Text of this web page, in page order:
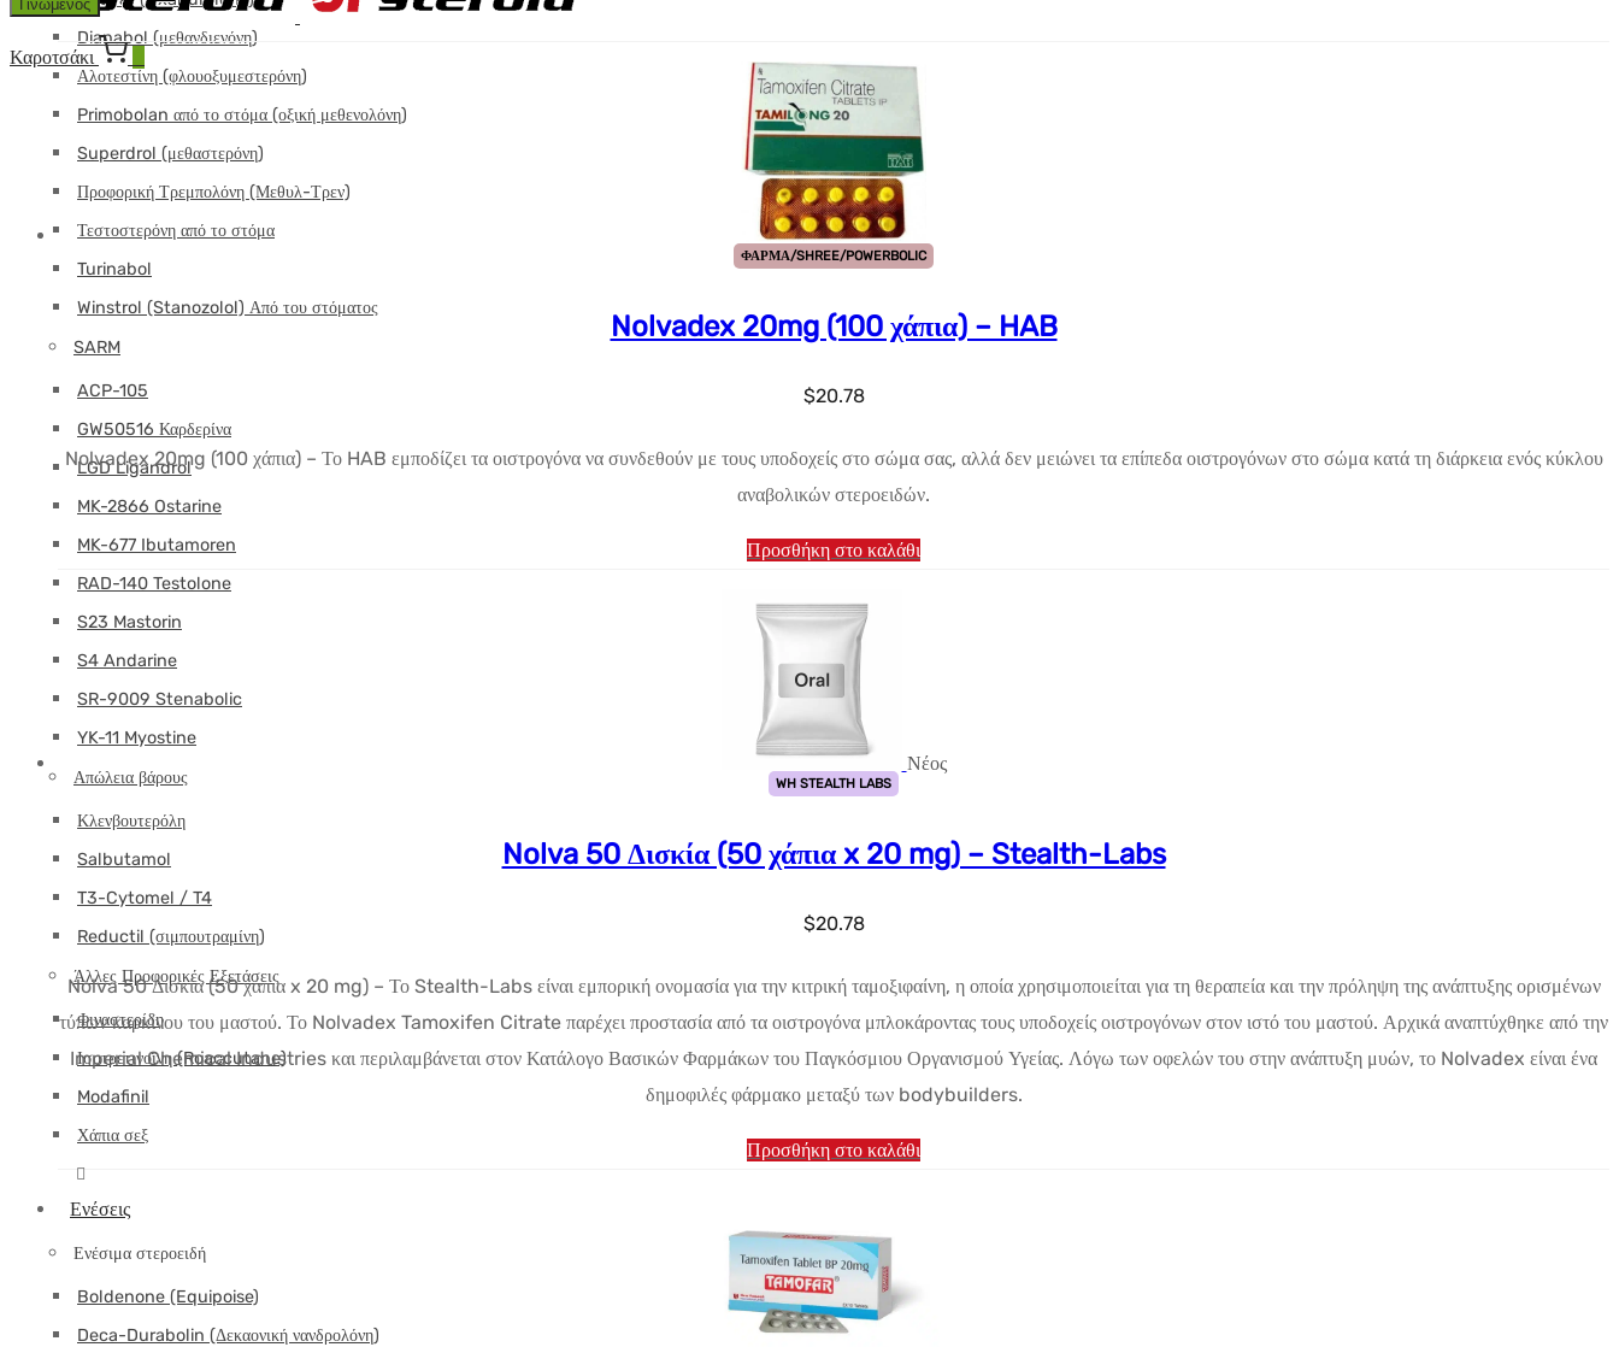
Dianabol (μεθανδιενόνη)
Αλοτεστίνη (φλουοξυμεστερόνη)
Primobolan από το στόμα (οξική μεθενολόνη)
Superdrol (μεθαστερόνη)
Προφορική Τρεμπολόνη (Μεθυλ-Τρεν)
Τεστοστερόνη από το στόμα
Turinabol
Winstrol (Stanozolol) Από του στόματος
SARM
ACP-105
GW50516 Καρδερίνα
LGD Ligandrol
MK-2866 Ostarine
MK-677 Ibutamoren
RAD-140 Testolone
S23 Mastorin
S4 Andarine
SR-9009 Stenabolic
YK-11 Myostine
Απώλεια βάρους
Κλενβουτερόλη
Salbutamol
T3-Cytomel / T4
Reductil (σιμπουτραμίνη)
Άλλες Προφορικές Εξετάσεις
Φιναστερίδη
Ισοτρετινοΐνη (Roaccutane)
Modafinil
Χάπια σεξ
Ενέσεις
Ενέσιμα στεροειδή
Boldenone (Equipoise)
Deca-Durabolin (Δεκαονική νανδρολόνη)
Καροτσάκι
Γινώμενος
ΦΑΡΜΑ/SHREE/POWERBOLIC
Nolvadex 20mg (100 χάπια) – HAB
$20.78
Nolvadex 20mg (100 χάπια) – Το HAB εμποδίζει τα οιστρογόνα να συνδεθούν με τους υποδοχείς στο σώμα σας, αλλά δεν μειώνει τα επίπεδα οιστρογόνων στο σώμα κατά τη διάρκεια ενός κύκλου
αναβολικών στεροειδών.
Προσθήκη στο καλάθι
Νέος
WH STEALTH LABS
Nolva 50 Δισκία (50 χάπια x 20 mg) – Stealth-Labs
$20.78
Nolva 50 Δισκία (50 χάπια x 20 mg) – Το Stealth-Labs είναι εμπορική ονομασία για την κιτρική ταμοξιφαίνη, η οποία χρησιμοποιείται για τη θεραπεία και την πρόληψη της ανάπτυξης ορισμένων
τύπων καρκίνου του μαστού. Το Nolvadex Tamoxifen Citrate παρέχει προστασία από τα οιστρογόνα μπλοκάροντας τους υποδοχείς οιστρογόνων στον ιστό του μαστού. Αρχικά αναπτύχθηκε από την
Imperial Chemical Industries και περιλαμβάνεται στον Κατάλογο Βασικών Φαρμάκων του Παγκόσμιου Οργανισμού Υγείας. Λόγω των οφελών του στην ανάπτυξη μυών, το Nolvadex είναι ένα
δημοφιλές φάρμακο μεταξύ των bodybuilders.
Προσθήκη στο καλάθι